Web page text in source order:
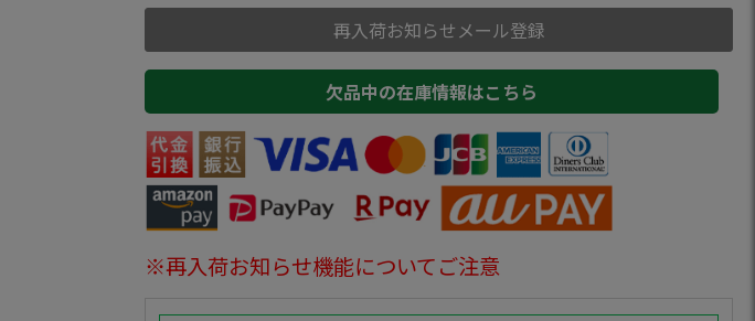
再入荷お知らせメール登録
欠品中の在庫情報はこちら
※再入荷お知らせ機能についてご注意